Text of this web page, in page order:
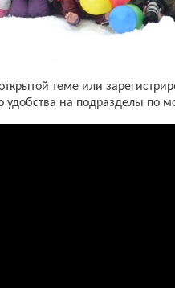
теме или
на подразделы по